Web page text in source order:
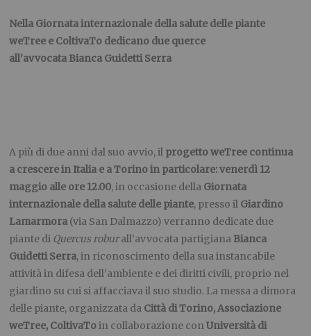
Nella Giornata internazionale della salute delle piante
weTree e ColtivaTo dedicano due querce
all’avvocata Bianca Guidetti Serra
A più di due anni dal suo avvio, il progetto weTree continua
a crescere in Italia e a Torino in particolare: venerdì 12
maggio alle ore 12.00, in occasione della Giornata
internazionale della salute delle piante, presso il Giardino
Lamarmora (via San Dalmazzo) verranno dedicate due
piante di Quercus roburall’avvocata partigiana Bianca
Guidetti Serra, in riconoscimento della sua instancabile
attività in difesa dell’ambiente e dei diritti civili, proprio nel
giardino su cui si affacciava il suo studio. La messa a dimora
delle piante, organizzata da Città di Torino, Associazione
weTree, ColtivaToin collaborazione conUniversità di